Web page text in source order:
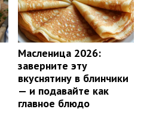
Масленица 2026:
заверните эту
вкуснятину в блинчики
— и подавайте как
главное блюдо